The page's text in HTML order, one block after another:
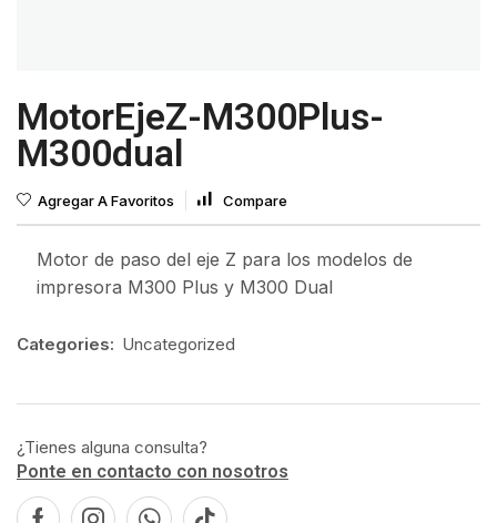
MotorEjeZ-M300Plus-
M300dual
Agregar A Favoritos Compare
Motor de paso del eje Z para los modelos de
impresora M300 Plus y M300 Dual
Categories: Uncategorized
¿Tienes alguna consulta?
Ponte en contacto con nosotros